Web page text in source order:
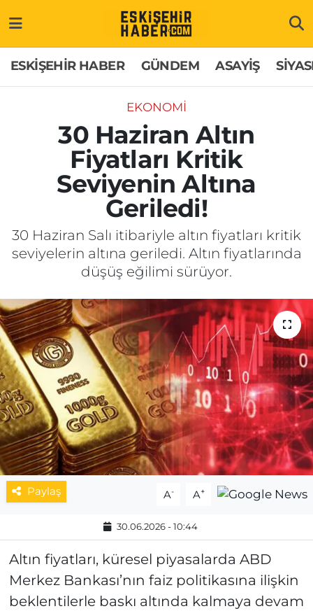
ESKİŞEHİR HABER GÜNDEM ASAYİŞ
EKONOMİ
30 Haziran Altın
Fiyatları Kritik
Seviyenin Altına
Geriledi!
30 Haziran Salı itibariyle altın fiyatları kritik
seviyelerin altına geriledi. Altın fiyatlarında
düşüş eğilimi sürüyor.
Paylaş A- A+
30.06.2026 - 10:44
Altın fiyatları, küresel piyasalarda ABD
Merkez Bankası’nın faiz politikasına ilişkin
beklentilerle baskı altında kalmaya devam
GÜNDEM
ASAYİŞ
SİYASET
EKONOMİ
SAĞLIK
EĞİTİM
SPOR
MAGAZİN
ESKİŞEHİRSPOR
Hakkımızda
İletişim
Künye
Odunpazarı Trafik Yoğunluk Haritası
Süper Lig Puan Durumu ve Fikstür
Tüm Manşetler
Son Dakika Haberleri
Haber Arşivi